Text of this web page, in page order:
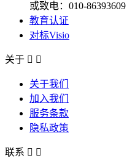
或致电：010-86393609
教育认证
对标Visio
关于  
关于我们
加入我们
服务条款
隐私政策
联系  